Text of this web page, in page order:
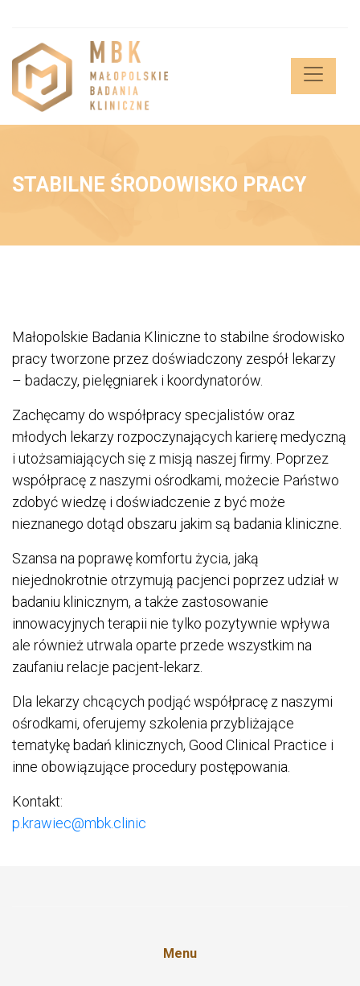
STABILNE ŚRODOWISKO PRACY
Małopolskie Badania Kliniczne to stabilne środowisko
pracy tworzone przez doświadczony zespół lekarzy
– badaczy, pielęgniarek i koordynatorów.
Zachęcamy do współpracy specjalistów oraz
młodych lekarzy rozpoczynających karierę medyczną
i utożsamiających się z misją naszej firmy. Poprzez
współpracę z naszymi ośrodkami, możecie Państwo
zdobyć wiedzę i doświadczenie z być może
nieznanego dotąd obszaru jakim są badania kliniczne.
Szansa na poprawę komfortu życia, jaką
niejednokrotnie otrzymują pacjenci poprzez udział w
badaniu klinicznym, a także zastosowanie
innowacyjnych terapii nie tylko pozytywnie wpływa
ale również utrwala oparte przede wszystkim na
zaufaniu relacje pacjent-lekarz.
Dla lekarzy chcących podjąć współpracę z naszymi
ośrodkami, oferujemy szkolenia przybliżające
tematykę badań klinicznych, Good Clinical Practice i
inne obowiązujące procedury postępowania.
Kontakt:
p.krawiec@mbk.clinic
Menu